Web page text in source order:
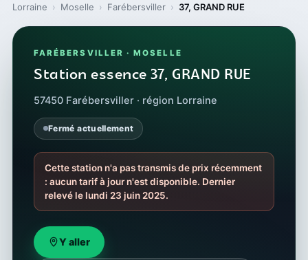
Lorraine › Moselle › Farébersviller › 37, GRAND RUE
FARÉBERSVILLER · MOSELLE
Station essence 37, GRAND RUE
57450 Farébersviller · région Lorraine
Fermé actuellement
Cette station n'a pas transmis de prix récemment
: aucun tarif à jour n'est disponible. Dernier
relevé le lundi 23 juin 2025.
Y aller